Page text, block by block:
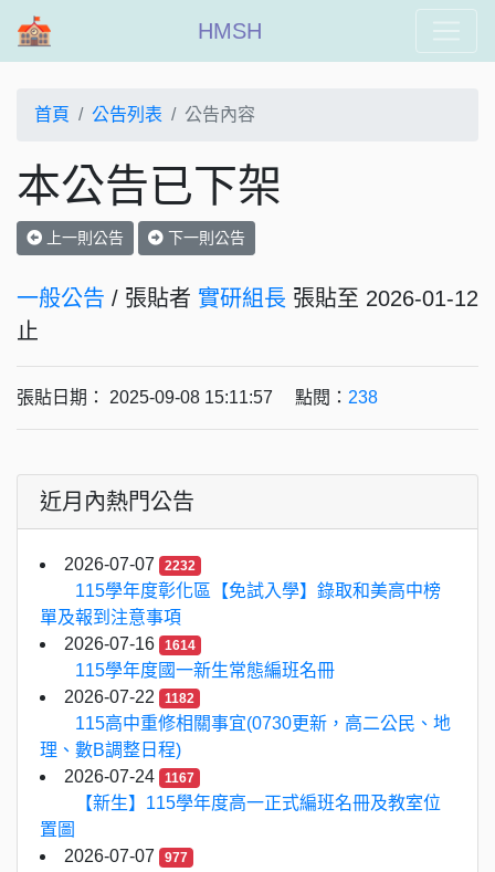
HMSH
首頁 公告列表 公告內容
本公告已下架
上一則公告 下一則公告
一般公告 / 張貼者 實研組長 張貼至 2026-01-12
止
張貼日期： 2025-09-08 15:11:57 點閱： 238
近月內熱門公告
2026-07-07 2232
115學年度彰化區【免試入學】錄取和美高中榜
單及報到注意事項
2026-07-16
1614
115學年度國一新生常態編班名冊
2026-07-22
1182
115高中重修相關事宜(0730更新，高二公民、地
理、數B調整日程)
2026-07-24
1167
【新生】115學年度高一正式編班名冊及教室位
置圖
2026-07-07
977